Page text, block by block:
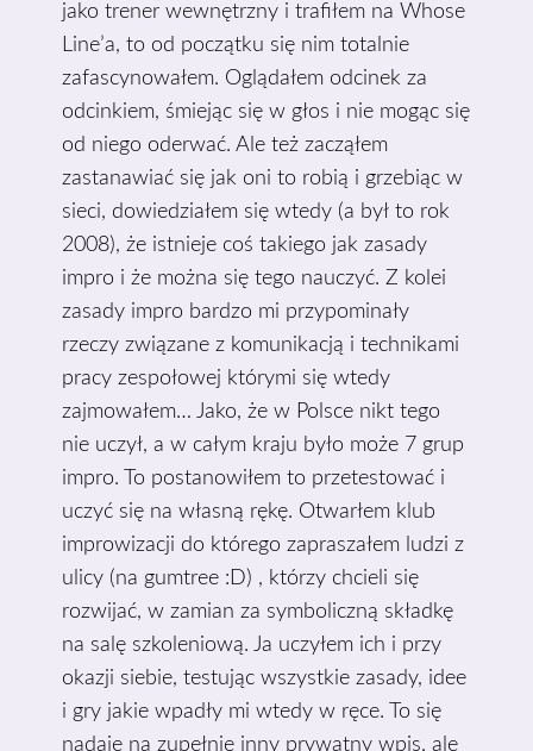
jako trener wewnętrzny i trafiłem na Whose
Line’a, to od początku się nim totalnie
zafascynowałem. Oglądałem odcinek za
odcinkiem, śmiejąc się w głos i nie mogąc się
od niego oderwać. Ale też zacząłem
zastanawiać się jak oni to robią i grzebiąc w
sieci, dowiedziałem się wtedy (a był to rok
2008), że istnieje coś takiego jak zasady
impro i że można się tego nauczyć. Z kolei
zasady impro bardzo mi przypominały
rzeczy związane z komunikacją i technikami
pracy zespołowej którymi się wtedy
zajmowałem… Jako, że w Polsce nikt tego
nie uczył, a w całym kraju było może 7 grup
impro. To postanowiłem to przetestować i
uczyć się na własną rękę. Otwarłem klub
improwizacji do którego zapraszałem ludzi z
ulicy (na gumtree :D) , którzy chcieli się
rozwijać, w zamian za symboliczną składkę
na salę szkoleniową. Ja uczyłem ich i przy
okazji siebie, testując wszystkie zasady, idee
i gry jakie wpadły mi wtedy w ręce. To się
nadaje na zupełnie inny prywatny wpis, ale